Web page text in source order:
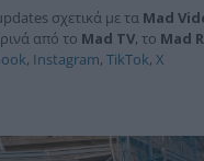
σχετικά με τα Mad
από το Mad TV, το Mad
, Instagram, TikTok, X